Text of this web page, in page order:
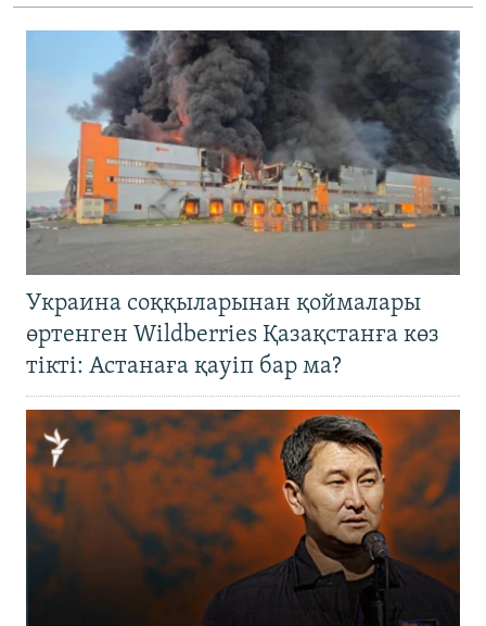
Украина соққыларынан қоймалары
өртенген Wildberries Қазақстанға көз
тікті: Астанаға қауіп бар ма?